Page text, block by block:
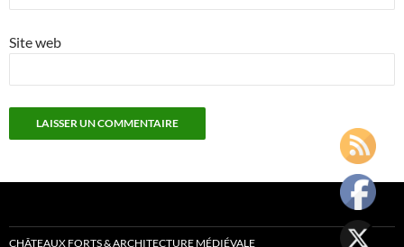
Site web
CHÂTEAUX FORTS & ARCHITECTURE MÉDIÉVALE